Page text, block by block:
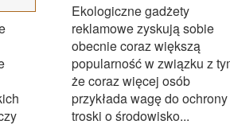
Ekologiczne gadżety
reklamowe zyskują sobie
obecnie coraz większą
popularność w związku z
że coraz więcej osób
przykłada wagę do ochrony
troski o środowisko...